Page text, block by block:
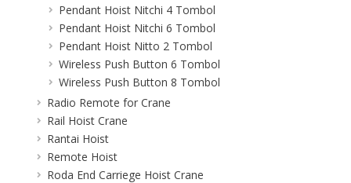
Pendant Hoist Nitchi 4 Tombol
Pendant Hoist Nitchi 6 Tombol
Pendant Hoist Nitto 2 Tombol
Wireless Push Button 6 Tombol
Wireless Push Button 8 Tombol
Radio Remote for Crane
Rail Hoist Crane
Rantai Hoist
Remote Hoist
Roda End Carriege Hoist Crane